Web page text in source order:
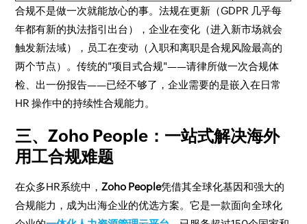
合规不是做一次就能放心的事。法规在更新（GDPR 几乎每
年都有新的执法指引出台），企业在变化（进入新市场就会
触发新法域），员工在变动（入职和离职是合规风险最高的
两个节点）。传统的"项目式合规"——请律所做一次合规体
检、出一份报告——已经不够了，企业需要的是嵌入在日常
HR 操作中的持续性合规能力。
三、Zoho People：一站式解决海外
用工合规难题
在众多HR系统中，Zoho People凭借其全球化基因和强大的
合规能力，成为出海企业的优选方案。它是一款面向全球化